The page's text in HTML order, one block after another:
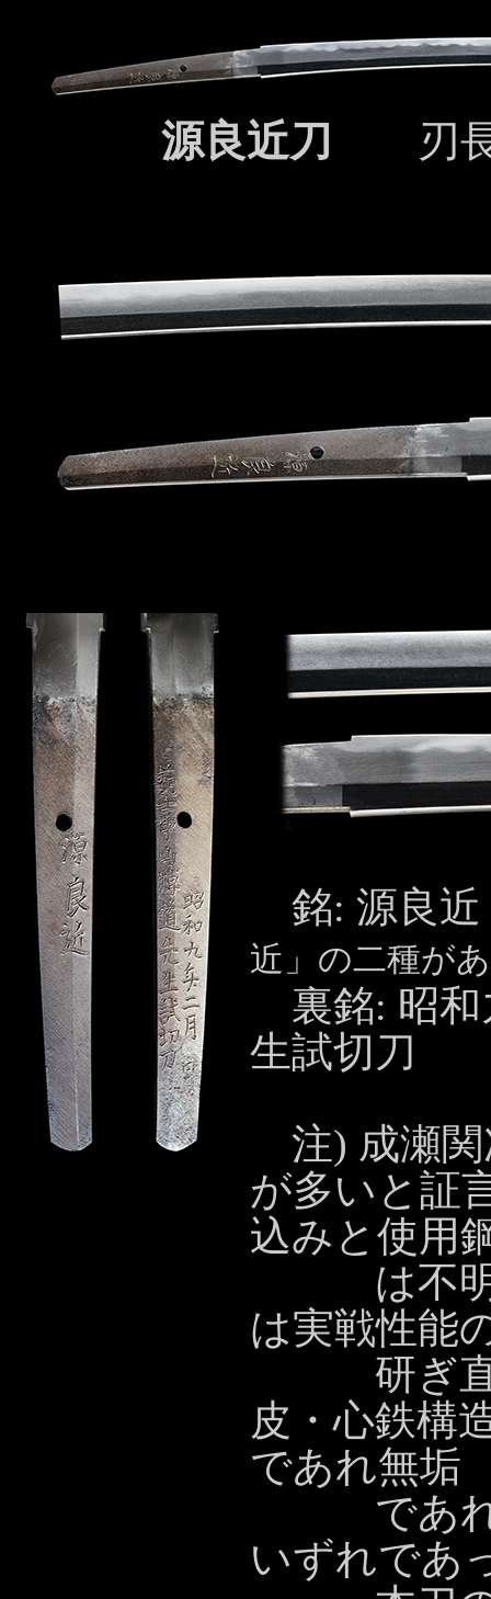
源良近刀 刃長:
銘: 源良
近」の二種が
裏銘: 昭和
生試切刀
注) 成瀬関
が多いと証
込みと使用
は不明で
は実戦性能
研ぎ直し
皮・心鉄構
であれ無垢
であれ、
いずれであ